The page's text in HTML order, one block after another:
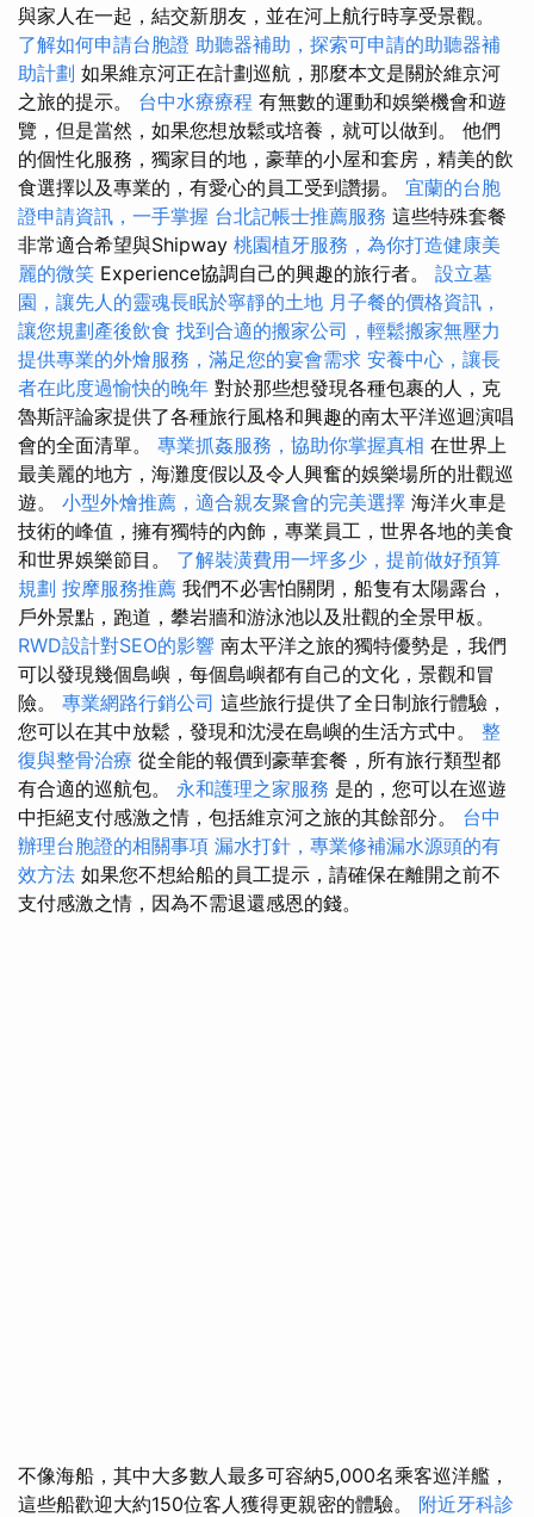
與家人在一起，結交新朋友，並在河上航行時享受景觀。
了解如何申請台胞證 助聽器補助，探索可申請的助聽器補
助計劃 如果維京河正在計劃巡航，那麼本文是關於維京河
之旅的提示。 台中水療療程 有無數的運動和娛樂機會和遊
覽，但是當然，如​​果您想放鬆或培養，就可以做到。 他們
的個性化服務，獨家目的地，豪華的小屋和套房，精美的飲
食選擇以及專業的，有愛心的員工受到讚揚。 宜蘭的台胞
證申請資訊，一手掌握 台北記帳士推薦服務 這些特殊套餐
非常適合希望與Shipway 桃園植牙服務，為你打造健康美
麗的微笑 Experience協調自己的興趣的旅行者。 設立墓
園，讓先人的靈魂長眠於寧靜的土地 月子餐的價格資訊，
讓您規劃產後飲食 找到合適的搬家公司，輕鬆搬家無壓力
提供專業的外燴服務，滿足您的宴會需求 安養中心，讓長
者在此度過愉快的晚年 對於那些想發現各種包裹的人，克
魯斯評論家提供了各種旅行風格和興趣的南太平洋巡迴演唱
會的全面清單。 專業抓姦服務，協助你掌握真相 在世界上
最美麗的地方，海灘度假以及令人興奮的娛樂場所的壯觀巡
遊。 小型外燴推薦，適合親友聚會的完美選擇 海洋火車是
技術的峰值，擁有獨特的內飾，專業員工，世界各地的美食
和世界娛樂節目。 了解裝潢費用一坪多少，提前做好預算
規劃 按摩服務推薦 我們不必害怕關閉，船隻有太陽露台，
戶外景點，跑道，攀岩牆和游泳池以及壯觀的全景甲板。
RWD設計對SEO的影響 南太平洋之旅的獨特優勢是，我們
可以發現幾個島嶼，每個島嶼都有自己的文化，景觀和冒
險。 專業網路行銷公司 這些旅行提供了全日制旅行體驗，
您可以在其中放鬆，發現和沈浸在島嶼的生活方式中。 整
復與整骨治療 從全能的報價到豪華套餐，所有旅行類型都
有合適的巡航包。 永和護理之家服務 是的，您可以在巡遊
中拒絕支付感激之情，包括維京河之旅的其餘部分。 台中
辦理台胞證的相關事項 漏水打針，專業修補漏水源頭的有
效方法 如果您不想給船的員工提示，請確保在離開之前不
支付感激之情，因為不需退還感恩的錢。
不像海船，其中大多數人最多可容納5,000名乘客巡洋艦，
這些船歡迎大約150位客人獲得更親密的體驗。 附近牙科診